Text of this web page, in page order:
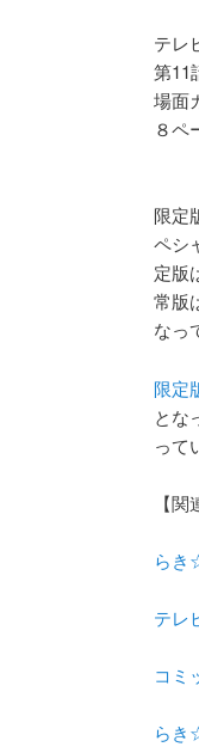
テレ
第11
場面
８ペ
限定
ペシ
定版
常版
なっ
限定
とな
って
【関
らき
テレ
コミ
らき